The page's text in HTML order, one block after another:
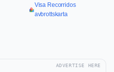
Visa Recorridos
avbrottskarta
ADVERTISE HERE